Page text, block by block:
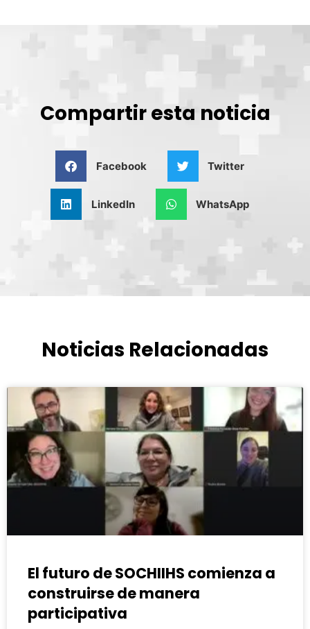
Compartir esta noticia
Facebook Twitter
LinkedIn WhatsApp
Noticias Relacionadas
El futuro de SOCHIIHS comienza a
construirse de manera
participativa